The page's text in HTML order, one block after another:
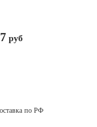
руб
по РФ